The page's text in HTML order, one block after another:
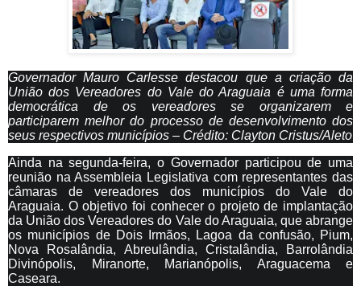
Governador Mauro Carlesse destacou que a criação da
União dos Vereadores do Vale do Araguaia é uma forma
democrática de os vereadores se organizarem e
participarem melhor do processo de desenvolvimento dos
seus respectivos municípios – Crédito: Clayton Cristus/Aleto
Ainda na segunda-feira, o Governador participou de uma
reunião na Assembleia Legislativa com representantes das
câmaras de vereadores dos municípios do Vale do
Araguaia. O objetivo foi conhecer o projeto de implantação
da União dos Vereadores do Vale do Araguaia, que abrange
os municípios de Dois Irmãos, Lagoa da confusão, Pium,
Nova Rosalândia, Abreulândia, Cristalândia, Barrolândia
Divinópolis, Miranorte, Marianópolis, Araguacema e
Caseara.